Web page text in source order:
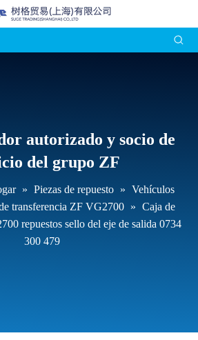
autorizado y socio de
del grupo ZF
» Piezas de repuesto » Vehículos
transferencia ZF VG2700 » Caja de
repuestos sello del eje de salida 0734
300 479